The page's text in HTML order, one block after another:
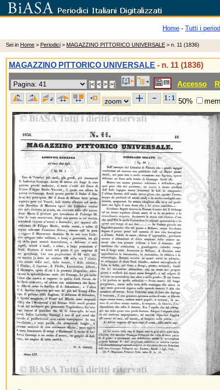
Home - Tutti i
Sei in Home > Periodici > MAGAZZINO PITTORICO UNIVERSALE > n. 11 (1836)
MAGAZZINO PITTORICO UNIVERSALE - n. 11 (1836)
Accesso
50%